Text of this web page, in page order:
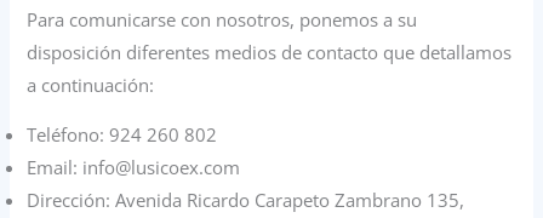
Para comunicarse con nosotros, ponemos a su
disposición diferentes medios de contacto que detallamos
a continuación:
Teléfono: 924 260 802
Email: info@lusicoex.com
Dirección: Avenida Ricardo Carapeto Zambrano 135,